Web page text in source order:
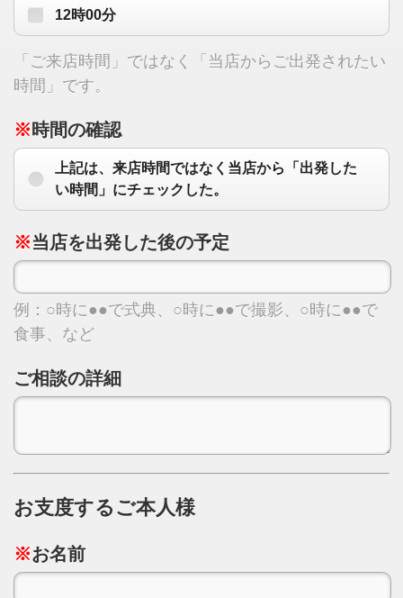
12時00分
「ご来店時間」ではなく「当店からご出発されたい
時間」です。
※ 時間の確認
上記は、来店時間ではなく当店から「出発した
い時間」にチェックした。
※当店を出発した後の予定
例：○時に●●で式典、○時に●●で撮影、○時に●●で
食事、など
ご相談の詳細
お支度するご本人様
※お名前